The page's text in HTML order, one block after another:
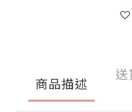
商品描述